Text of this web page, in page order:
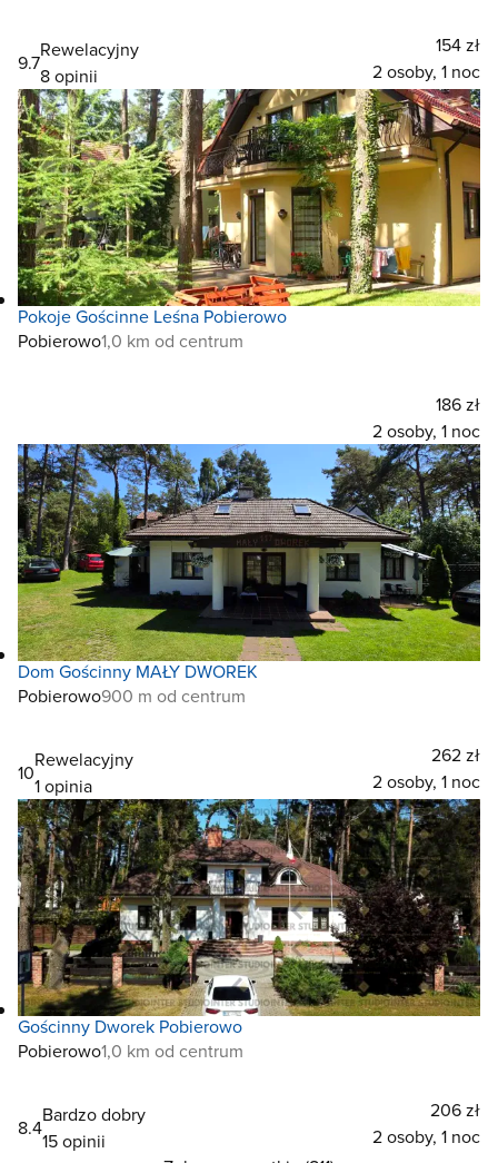
9.7
Rewelacyjny
8 opinii
154 zł
2 osoby, 1 noc
Pokoje Gościnne Leśna Pobierowo
Pobierowo1,0 km od centrum
186 zł
2 osoby, 1 noc
Dom Gościnny MAŁY DWOREK
Pobierowo900 m od centrum
10
Rewelacyjny
1 opinia
262 zł
2 osoby, 1 noc
Gościnny Dworek Pobierowo
Pobierowo1,0 km od centrum
8.4
Bardzo dobry
15 opinii
206 zł
2 osoby, 1 noc